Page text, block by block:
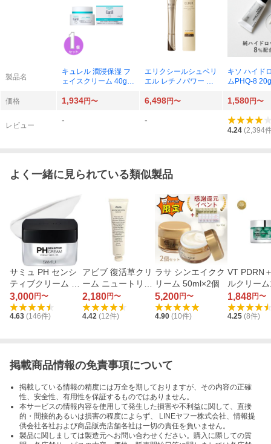
製品名
キュレル 潤浸保湿 フ
ェイスクリーム 40g×
エリクシールシュペリ
エル レチノパワー リ
2g×1本
キソ ハイド
ムPHQ-8
価格
1,934円〜 6,498円〜 1,580円〜
レビュー
- -
4.24 (2,394
よく一緒に見られている類似製品
サミュ PH センシ
ティブクリーム 50
ml×1個
3,000円〜
4.63 (146件)
アビブ 復活草クリ
ーム ニュートリシ
ョンチューブ 75ml
2,180円〜
4.42 (12件)
ラサ シンエイクク
リーム 50ml×2個
5,200円〜
4.90 (10件)
VT PDRN
ルクリー
ml
1,848円〜
4.25 (8件)
掲載商品情報の免責事項について
掲載している情報の精度には万全を期しておりますが、その内容の正確
性、安全性、有用性を保証するものではありません。
本サービスの情報内容を使用して発生した損害や不利益に関して、直接
的・間接的あるいは損害の程度によらず、 LINEヤフー株式会社、情報提
供会社各社および商品販売店舗各社は一切の責任を負いません。
製品に関しましては製造元へお問い合わせください。購入に際しての質